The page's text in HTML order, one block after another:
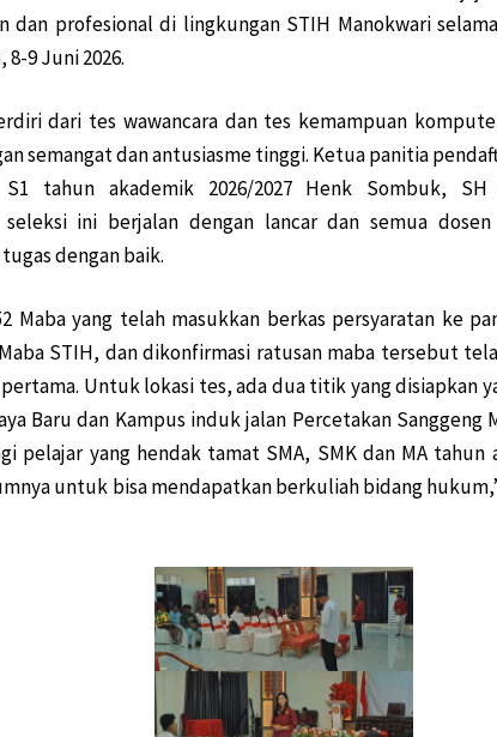
dan profesional di lingkungan STIH Manokwari
8-9 Juni 2026.
dari tes wawancara dan tes kemampuan
semangat dan antusiasme tinggi. Ketua panitia
tahun akademik 2026/2027 Henk Sombuk, SH
seleksi ini berjalan dengan lancar dan semua
dengan baik.
Maba yang telah masukkan berkas persyaratan ke
STIH, dan dikonfirmasi ratusan maba tersebut
Untuk lokasi tes, ada dua titik yang disiapkan
Baru dan Kampus induk jalan Percetakan Sanggeng
pelajar yang hendak tamat SMA, SMK dan MA tahun
untuk bisa mendapatkan berkuliah bidang